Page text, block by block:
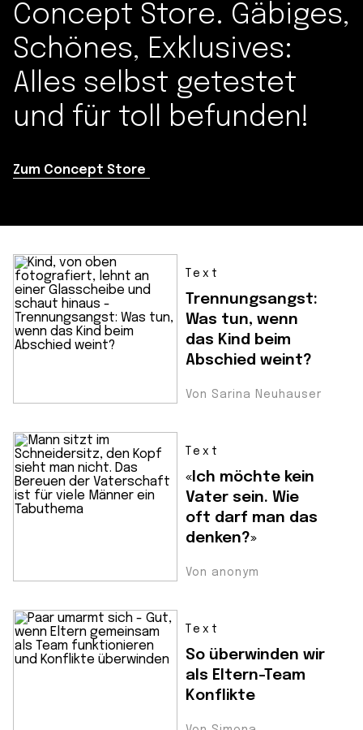
Concept Store. Gäbiges,
Schönes, Exklusives:
Alles selbst getestet
und für toll befunden!
Zum Concept Store
Text
Trennungsangst:
Was tun, wenn
das Kind beim
Abschied weint?
Von Sarina Neuhauser
Text
«Ich möchte kein
Vater sein. Wie
oft darf man das
denken?»
Von anonym
Text
So überwinden wir
als Eltern-Team
Konflikte